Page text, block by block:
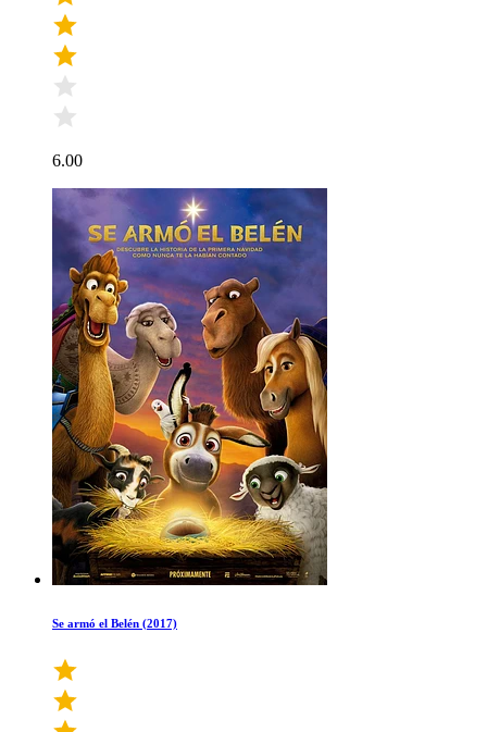
6.00
Se armó el Belén (2017)